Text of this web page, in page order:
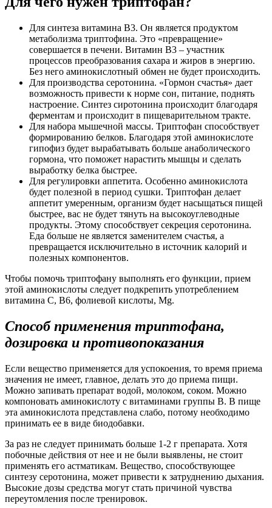
Для синтеза витамина В3. Он является продуктом
метаболизма триптофина. Это «превращение»
совершается в печени. Витамин В3 – участник
процессов преобразования сахара и жиров в энергию.
Без него аминокислотный обмен не будет происходить.
Для производства серотонина. «Гормон счастья» дает
возможность привести к норме сон, питание, поднять
настроение. Синтез сиротонина происходит благодаря
ферментам и происходит в пищеварительном тракте.
Для набора мышечной массы. Триптофан способствует
формированию белков. Благодаря этой аминокислоте
гипофиз будет вырабатывать больше анаболического
гормона, что поможет нарастить мышцы и сделать
выработку белка быстрее.
Для регулировки аппетита. Особенно аминокислота
будет полезной в период сушки. Триптофан делает
аппетит умеренным, организм будет насыщаться пищей
быстрее, вас не будет тянуть на высокоуглеводные
продукты. Этому способствует секреция серотонина.
Еда больше не является заменителем счастья, а
превращается исключительно в источник калорий и
полезных компонентов.
Чтобы помочь триптофану выполнять его функции, прием
этой аминокислоты следует подкрепить употреблением
витамина С, В6, фолиевой кислоты, Mg.
Способ применения триптофана,
дозировка и противопоказания
Если вещество применяется для успокоения, то время приема
значения не имеет, главное, делать это до приема пищи.
Можно запивать препарат водой, молоком, соком. Можно
компоновать аминокислоту с витаминами группы В. В пище
эта аминокислота представлена слабо, потому необходимо
принимать ее в виде биодобавки.
За раз не следует принимать больше 1-2 г препарата. Хотя
побочные действия от нее и не были выявлены, не стоит
применять его астматикам. Вещество, способствующее
синтезу серотонина, может привести к затруднению дыхания.
Высокие дозы средства могут стать причиной чувства
переутомления после тренировок.